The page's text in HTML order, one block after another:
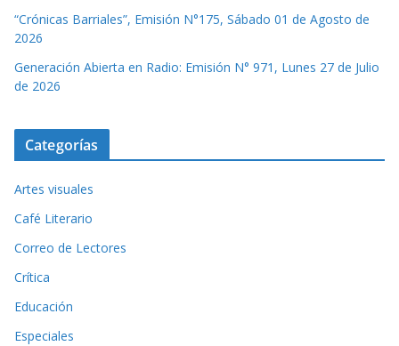
“Crónicas Barriales”, Emisión N°175, Sábado 01 de Agosto de
2026
Generación Abierta en Radio: Emisión N° 971, Lunes 27 de Julio
de 2026
Categorías
Artes visuales
Café Literario
Correo de Lectores
Crítica
Educación
Especiales